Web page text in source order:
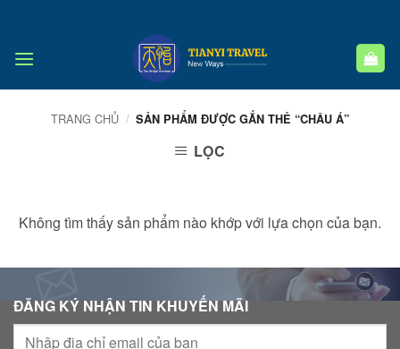
nội
TRANG CHỦ / SẢN PHẨM ĐƯỢC GẮN THẺ “CHÂU Á”
LỌC
Không tìm thấy sản phẩm nào khớp với lựa chọn của bạn.
ĐĂNG KÝ NHẬN TIN KHUYẾN MÃI